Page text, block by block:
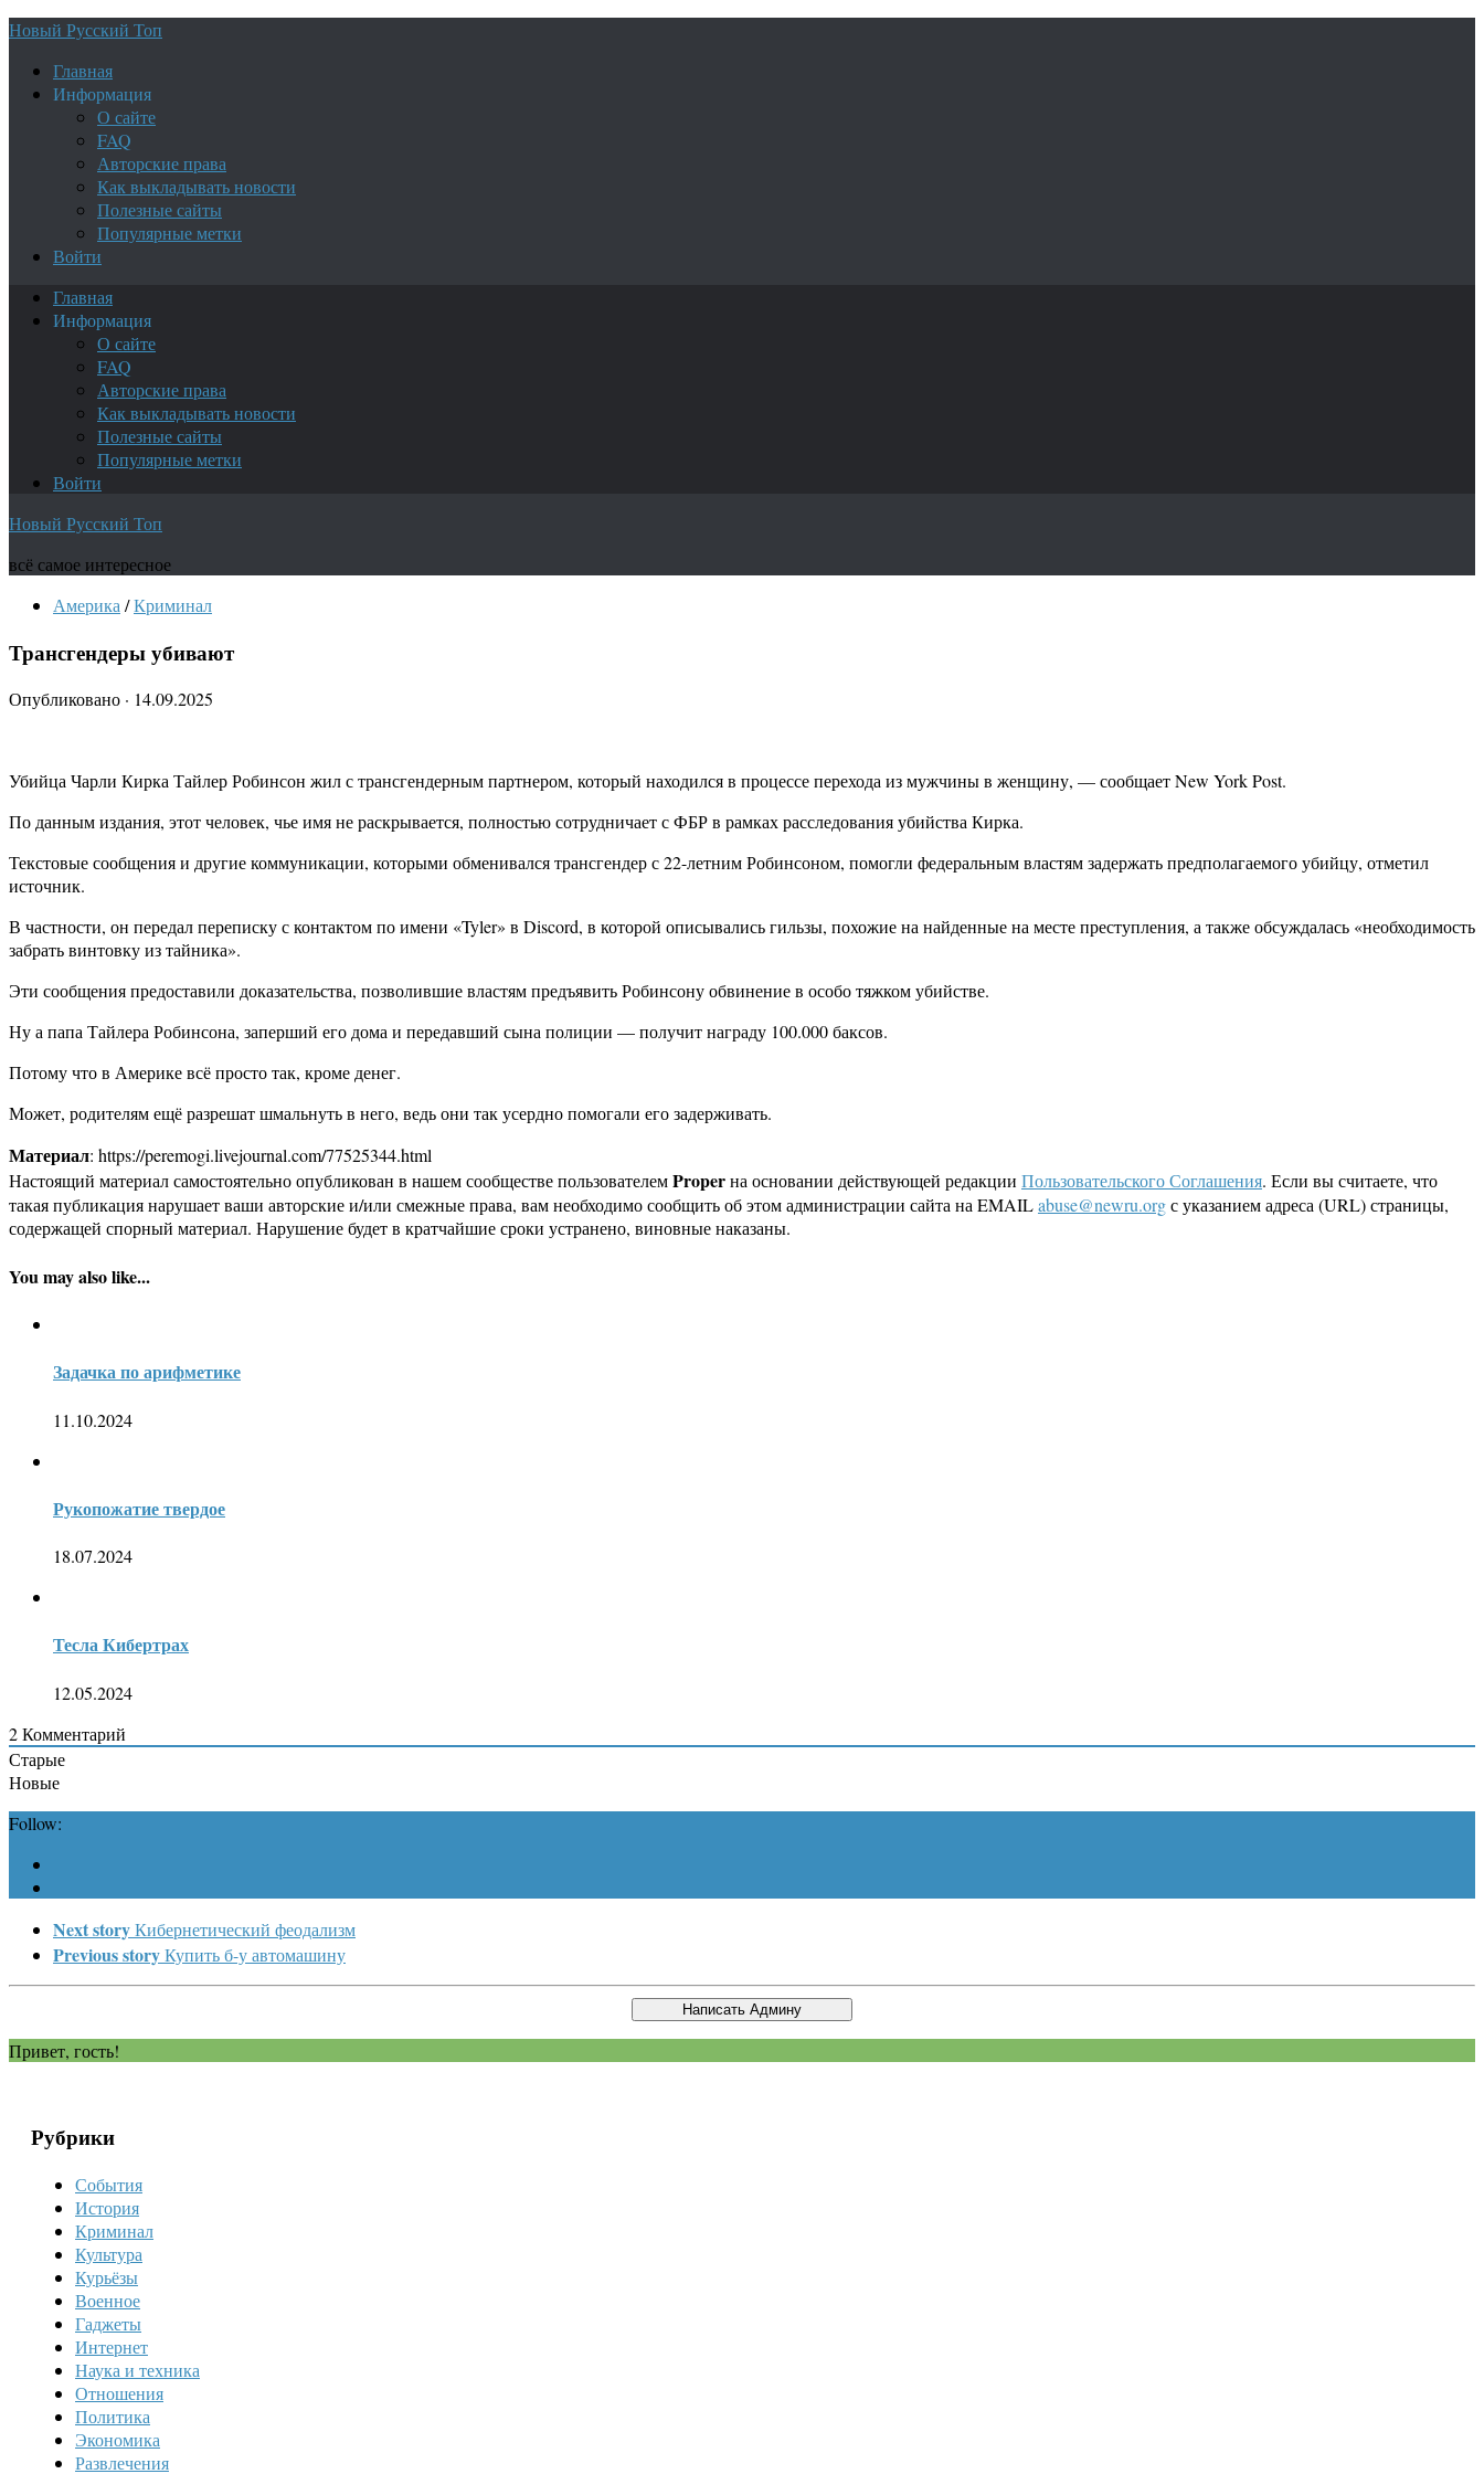
Новый Русский Топ
Главная
Информация
О сайте
FAQ
Авторские права
Как выкладывать новости
Полезные сайты
Популярные метки
Войти
Главная
Информация
О сайте
FAQ
Авторские права
Как выкладывать новости
Полезные сайты
Популярные метки
Войти
Новый Русский Топ
всё самое интересное
Америка /Криминал
Трансгендеры убивают
Опубликовано · 14.09.2025
Убийца Чарли Кирка Тайлер Робинсон жил с трансгендерным партнером, который находился в процессе перехода из мужчины в женщину, — сообщает New York Post.
По данным издания, этот человек, чье имя не раскрывается, полностью сотрудничает с ФБР в рамках расследования убийства Кирка.
Текстовые сообщения и другие коммуникации, которыми обменивался трансгендер с 22-летним Робинсоном, помогли федеральным властям задержать предполагаемого убийцу, отметил
источник.
В частности, он передал переписку с контактом по имени «Tyler» в Discord, в которой описывались гильзы, похожие на найденные на месте преступления, а также обсуждалась «необходимость
забрать винтовку из тайника».
Эти сообщения предоставили доказательства, позволившие властям предъявить Робинсону обвинение в особо тяжком убийстве.
Ну а папа Тайлера Робинсона, заперший его дома и передавший сына полиции — получит награду 100.000 баксов.
Потому что в Америке всё просто так, кроме денег.
Может, родителям ещё разрешат шмальнуть в него, ведь они так усердно помогали его задерживать.
Материал: https://peremogi.livejournal.com/77525344.html
Настоящий материал самостоятельно опубликован в нашем сообществе пользователемProperна основании действующей редакции Пользовательского Соглашения. Если вы считаете, что
такая публикация нарушает ваши авторские и/или смежные права, вам необходимо сообщить об этом администрации сайта на EMAILabuse@newru.orgс указанием адреса (URL) страницы,
содержащей спорный материал. Нарушение будет в кратчайшие сроки устранено, виновные наказаны.
You may also like...
Задачка по арифметике
11.10.2024
Рукопожатие твердое
18.07.2024
Тесла Кибертрах
12.05.2024
2Комментарий
Старые
Новые
Follow:
Next storyКибернетический феодализм
Previous storyКупить б-у автомашину
Привет, гость!
Рубрики
События
История
Криминал
Культура
Курьёзы
Военное
Гаджеты
Интернет
Наука и техника
Отношения
Политика
Экономика
Развлечения